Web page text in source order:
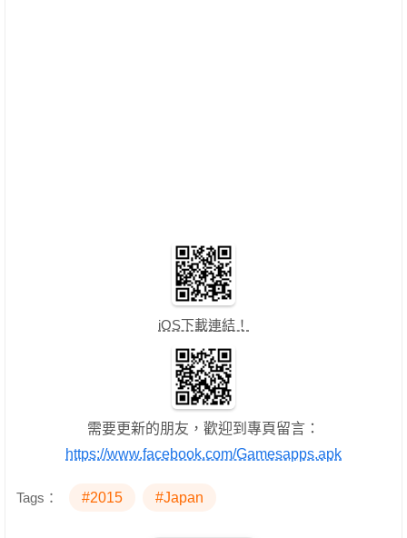
iOS下載連結！
需要更新的朋友，歡迎到專頁留言：
https://www.facebook.com/Gamesapps.apk
Tags： #2015 #Japan